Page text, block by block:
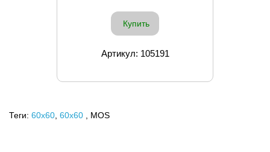
Купить
Артикул: 105191
Теги: 60x60 60х60 , MOS